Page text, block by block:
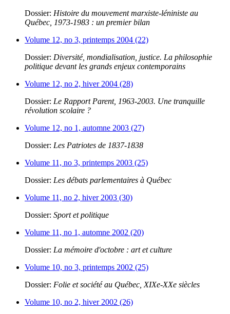
Dossier: Histoire du mouvement marxiste-léniniste au
Québec, 1973-1983 : un premier bilan
Volume 12, no 3, printemps 2004 (22)
Dossier: Diversité, mondialisation, justice. La philosophie
politique devant les grands enjeux contemporains
Volume 12, no 2, hiver 2004 (28)
Dossier: Le Rapport Parent, 1963-2003. Une tranquille
révolution scolaire ?
Volume 12, no 1, automne 2003 (27)
Dossier: Les Patriotes de 1837-1838
Volume 11, no 3, printemps 2003 (25)
Dossier: Les débats parlementaires à Québec
Volume 11, no 2, hiver 2003 (30)
Dossier: Sport et politique
Volume 11, no 1, automne 2002 (20)
Dossier: La mémoire d'octobre : art et culture
Volume 10, no 3, printemps 2002 (25)
Dossier: Folie et société au Québec, XIXe-XXe siècles
Volume 10, no 2, hiver 2002 (26)